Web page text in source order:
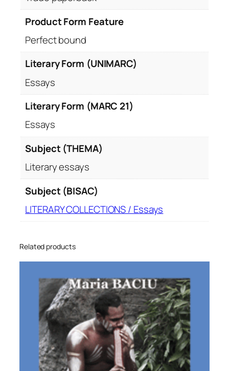
Product Form Feature
Perfect bound
Literary Form (UNIMARC)
Essays
Literary Form (MARC 21)
Essays
Subject (THEMA)
Literary essays
Subject (BISAC)
LITERARY COLLECTIONS / Essays
Related products